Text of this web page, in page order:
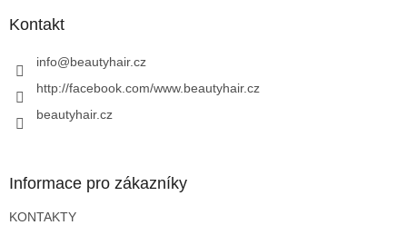
Kontakt
info@beautyhair.cz
http://facebook.com/www.beautyhair.cz
beautyhair.cz
Informace pro zákazníky
KONTAKTY